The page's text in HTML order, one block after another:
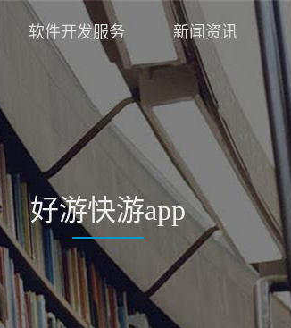
软件开发服务 新闻资讯
好游快游app